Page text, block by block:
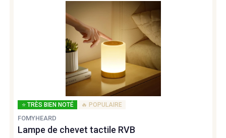
⭐ TRÈS BIEN NOTÉ 🔥 POPULAIRE
FOMYHEARD
Lampe de chevet tactile RVB